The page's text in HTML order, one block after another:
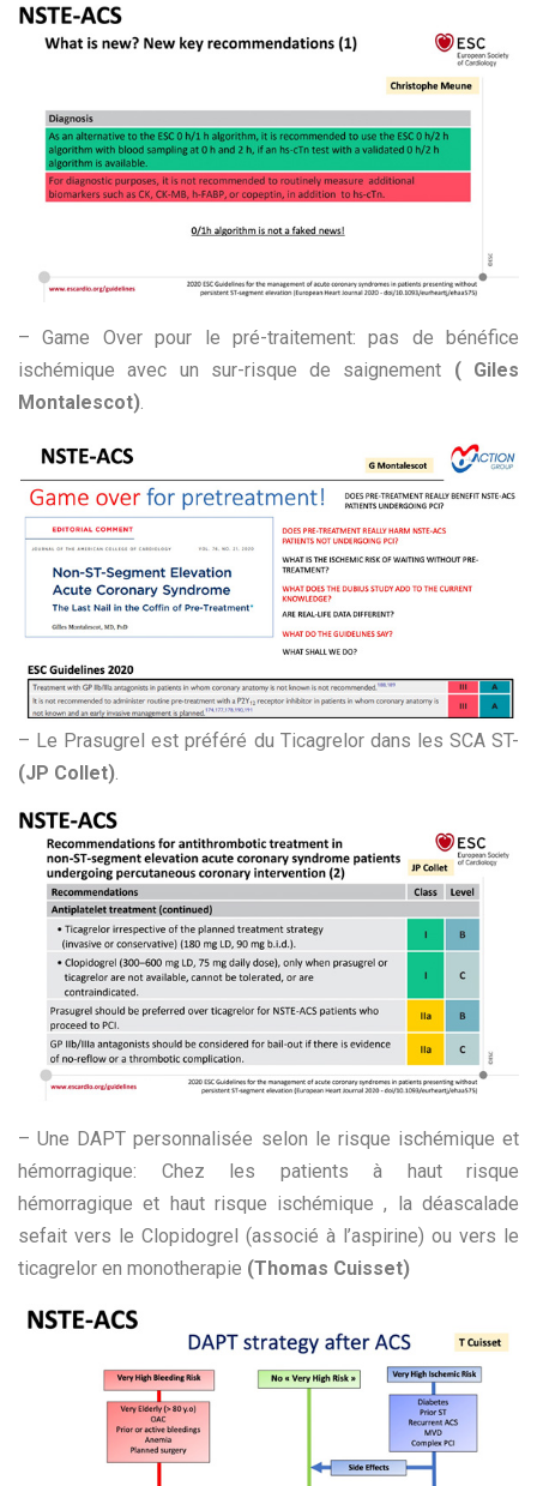
– Game Over pour le pré-traitement: pas de bénéfice
ischémique avec un sur-risque de saignement ( Giles
Montalescot)
– Le Prasugrel est préféré du Ticagrelor dans les SCA ST-
(JP Collet).
– Une DAPT personnalisée selon le risque ischémique et
hémorragique: Chez les patients à haut risque
hémorragique et haut risque ischémique , la déascalade
sefait vers le Clopidogrel (associé à l’aspirine) ou vers le
ticagrelor en monotherapie (Thomas Cuisset)